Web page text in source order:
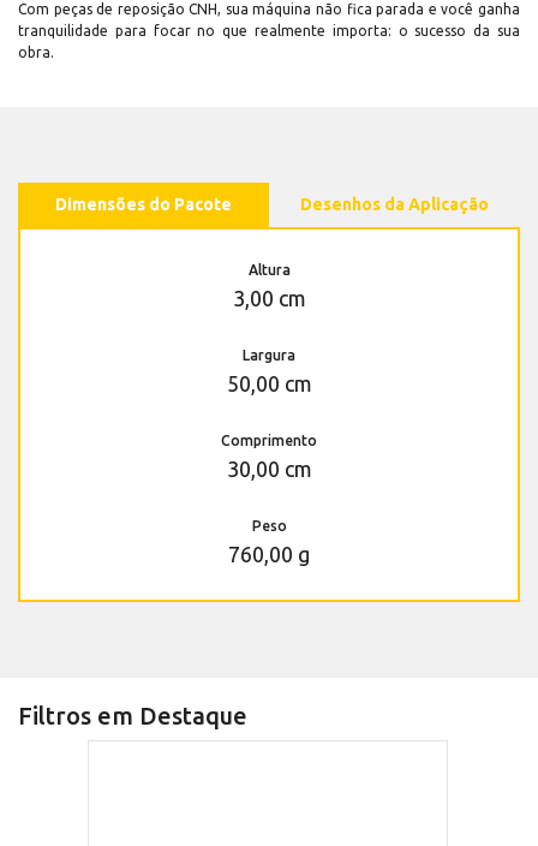
Com peças de reposição CNH, sua máquina não fica parada e você ganha
tranquilidade para focar no que realmente importa: o sucesso da sua
obra.
Dimensões do Pacote Desenhos da Aplicação
Altura
3,00 cm
Largura
50,00 cm
Comprimento
30,00 cm
Peso
760,00 g
Filtros em Destaque